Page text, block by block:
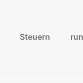
Steuern